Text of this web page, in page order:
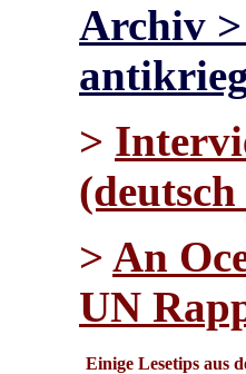
Archiv
>
> An
UN
Einige Lesetips aus